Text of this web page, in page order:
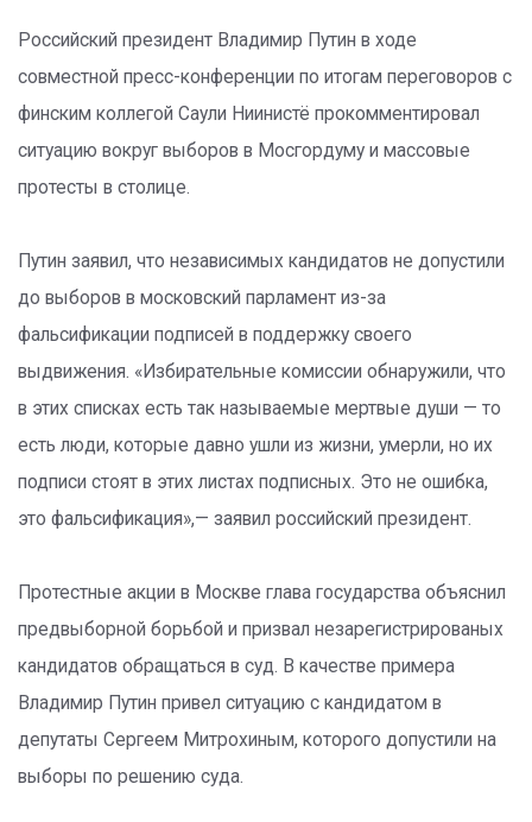
Российский президент Владимир Путин в ходе
совместной пресс-конференции по итогам переговоров с
финским коллегой Саули Ниинистё прокомментировал
ситуацию вокруг выборов в Мосгордуму и массовые
протесты в столице.
Путин заявил, что независимых кандидатов не допустили
до выборов в московский парламент из-за
фальсификации подписей в поддержку своего
выдвижения. «Избирательные комиссии обнаружили, что
в этих списках есть так называемые мертвые души — то
есть люди, которые давно ушли из жизни, умерли, но их
подписи стоят в этих листах подписных. Это не ошибка,
это фальсификация»,— заявил российский президент.
Протестные акции в Москве глава государства объяснил
предвыборной борьбой и призвал незарегистрированых
кандидатов обращаться в суд. В качестве примера
Владимир Путин привел ситуацию с кандидатом в
депутаты Сергеем Митрохиным, которого допустили на
выборы по решению суда.